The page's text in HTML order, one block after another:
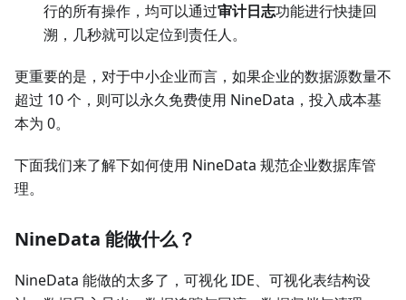
行的所有操作，均可以通过审计日志功能进行快捷回
溯，几秒就可以定位到责任人。
更重要的是，对于中小企业而言，如果企业的数据源数量不
超过 10 个，则可以永久免费使用 NineData，投入成本基
本为 0。
下面我们来了解下如何使用 NineData 规范企业数据库管
理。
NineData 能做什么？
NineData 能做的太多了，可视化 IDE、可视化表结构设